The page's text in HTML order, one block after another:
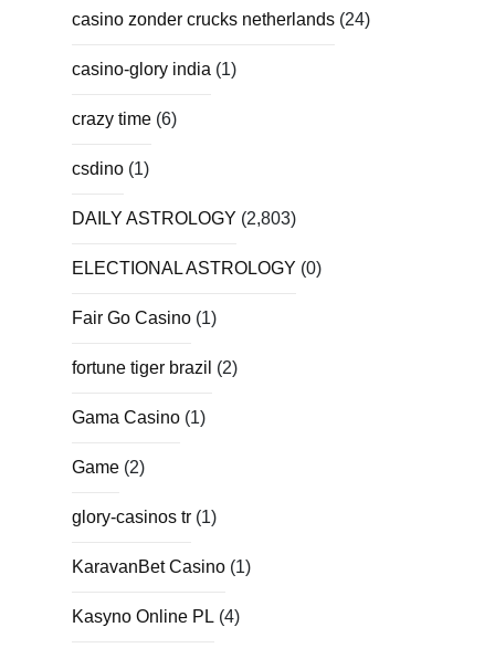
casino zonder crucks netherlands (24)
casino-glory india (1)
crazy time (6)
csdino (1)
DAILY ASTROLOGY (2,803)
ELECTIONAL ASTROLOGY (0)
Fair Go Casino (1)
fortune tiger brazil (2)
Gama Casino (1)
Game (2)
glory-casinos tr (1)
KaravanBet Casino (1)
Kasyno Online PL (4)